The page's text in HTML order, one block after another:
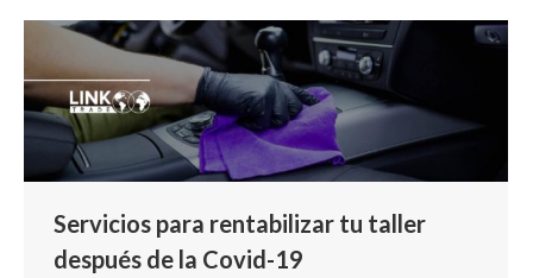
Servicios para rentabilizar tu taller
después de la Covid-19